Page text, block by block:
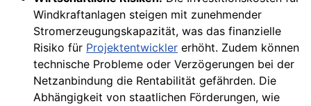
Windkraftanlagen steigen mit zunehmender
Stromerzeugungskapazität, was das finanzielle
Risiko für Projektentwickler erhöht. Zudem können
technische Probleme oder Verzögerungen bei der
Netzanbindung die Rentabilität gefährden. Die
Abhängigkeit von staatlichen Förderungen, wie